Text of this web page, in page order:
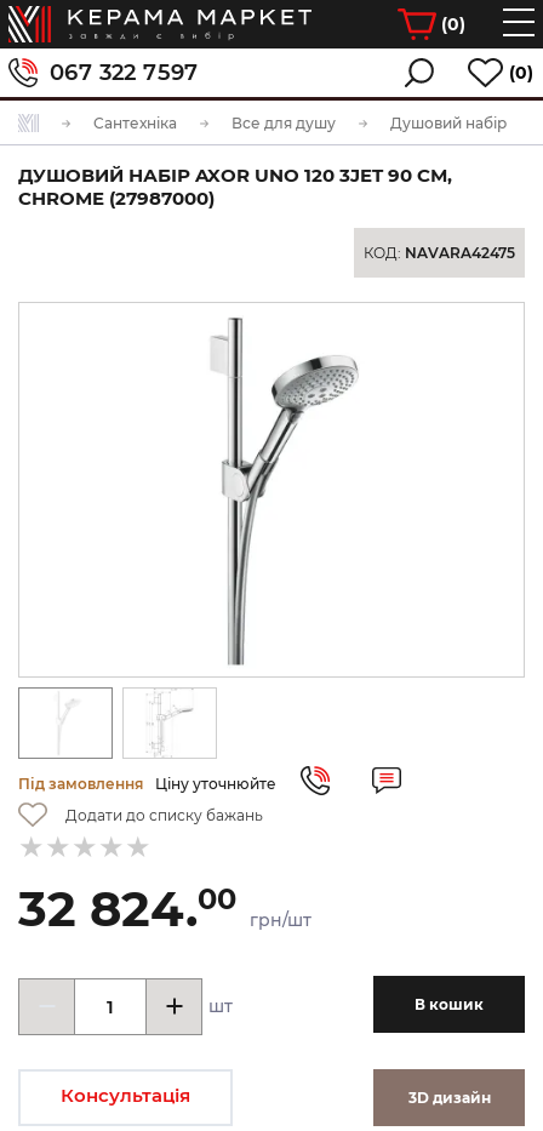
(0)
067 322 7597 (0)
Сантехніка Все для душу Душовий набір
ДУШОВИЙ НАБІР AXOR UNO 120 3JET 90 СМ,
CHROME (27987000)
КОД: NAVARA42475
Під замовлення
Ціну уточнюйте
Додати до списку бажань
32 824.00
грн/шт
шт В кошик
Консультація 3D дизайн